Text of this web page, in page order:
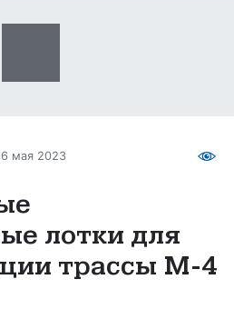
мая 2023
лотки для
трассы М‑4